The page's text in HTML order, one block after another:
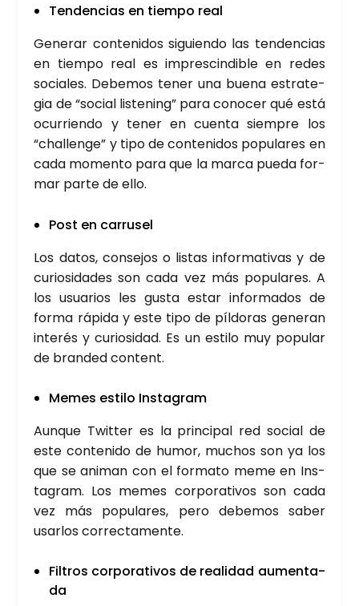
Ten­den­cias en tiem­po real
Gene­rar con­te­ni­dos siguien­do las ten­den­cias
en tiem­po real es impres­cin­di­ble en redes
socia­les. Debe­mos tener una bue­na estra­te­
gia de “social lis­te­ning” para cono­cer qué está
ocu­rrien­do y tener en cuen­ta siem­pre los
“cha­llen­ge” y tipo de con­te­ni­dos popu­la­res en
cada momen­to para que la mar­ca pue­da for­
mar par­te de ello.
Post en carru­sel
Los datos, con­se­jos o lis­tas infor­ma­ti­vas y de
curio­si­da­des son cada vez más popu­la­res. A
los usua­rios les gus­ta estar infor­ma­dos de
for­ma rápi­da y este tipo de píl­do­ras gene­ran
inte­rés y curio­si­dad. Es un esti­lo muy popu­lar
de bran­ded con­tent.
Memes esti­lo Ins­ta­gram
Aun­que Twit­ter es la prin­ci­pal red social de
este con­te­ni­do de humor, muchos son ya los
que se ani­man con el for­ma­to meme en Ins­
ta­gram. Los memes cor­po­ra­ti­vos son cada
vez más popu­la­res, pero debe­mos saber
usar­los correc­ta­men­te.
Fil­tros cor­po­ra­ti­vos de reali­dad aumen­ta­
da